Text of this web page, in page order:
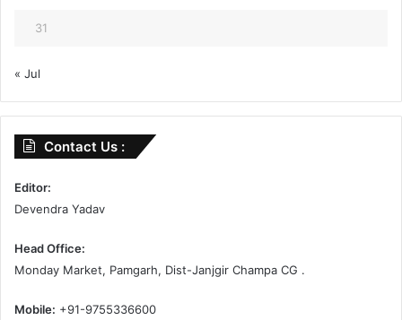
31
« Jul
Contact Us :
Editor:
Devendra Yadav
Head Office:
Monday Market, Pamgarh, Dist-Janjgir Champa CG .
Mobile: +91-9755336600